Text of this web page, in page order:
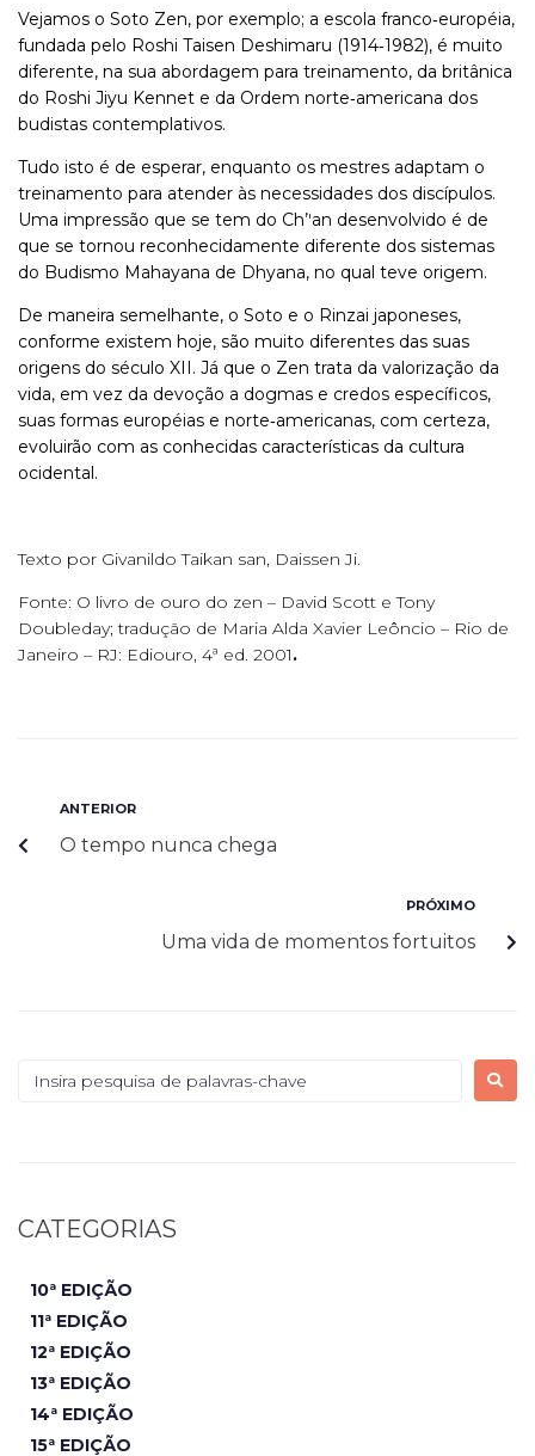
Vejamos o Soto Zen, por exemplo; a escola franco‑européia,
fundada pelo Roshi Taisen Deshimaru (1914‑1982), é muito
diferente, na sua abordagem para treinamento, da britânica
do Roshi Jiyu Kennet e da Ordem norte‑americana dos
budistas contemplativos.
Tudo isto é de esperar, enquanto os mestres adaptam o
treinamento para atender às necessidades dos discípulos.
Uma impressão que se tem do Ch’ʹan desenvolvido é de
que se tornou reconhecidamente diferente dos sistemas
do Budismo Mahayana de Dhyana, no qual teve origem.
De maneira semelhante, o Soto e o Rinzai japoneses,
conforme existem hoje, são muito diferentes das suas
origens do século XII. Já que o Zen trata da valorização da
vida, em vez da devoção a dogmas e credos específicos,
suas formas européias e norte‑americanas, com certeza,
evoluirão com as conhecidas características da cultura
ocidental.
Texto por Givanildo Taikan san, Daissen Ji.
Fonte: O livro de ouro do zen – David Scott e Tony
Doubleday; tradução de Maria Alda Xavier Leôncio – Rio de
Janeiro – RJ: Ediouro, 4ª ed. 2001.
ANTERIOR
O tempo nunca chega
PRÓXIMO
Uma vida de momentos fortuitos
CATEGORIAS
10ª EDIÇÃO
11ª EDIÇÃO
12ª EDIÇÃO
13ª EDIÇÃO
14ª EDIÇÃO
15ª EDIÇÃO